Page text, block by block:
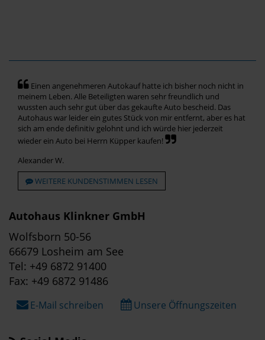
Einen angenehmeren Autokauf hatte ich bisher noch nicht in
meinem Leben. Alle Beteiligten waren sehr freundlich und
wussten auch sehr gut über das gekaufte Auto bescheid. Das
Autohaus war leider ein gutes Stück von mir entfernt, aber es hat
sich am ende definitiv gelohnt und ich würde hier jederzeit
wieder ein Auto bei Herrn Küpper kaufen!
Alexander W.
WEITERE KUNDENSTIMMEN LESEN
Autohaus Klinkner GmbH
Wolfsborn 50-56
66679 Losheim am See
Tel: +49 6872 91400
Fax: +49 6872 91486
E-Mail schreiben Unsere Öffnungszeiten